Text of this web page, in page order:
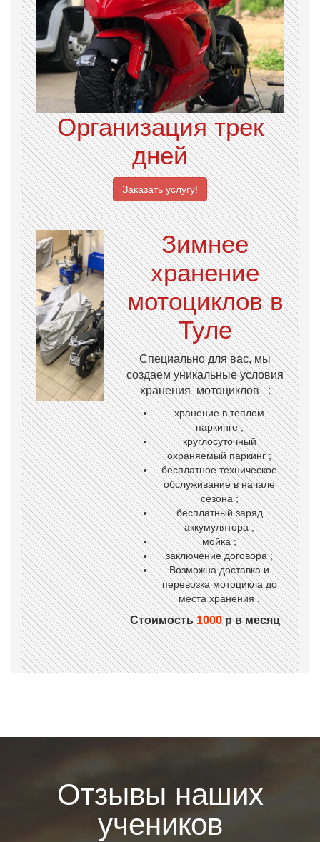
Организация трек
дней
Заказать услугу!
Зимнее
хранение
мотоциклов в
Туле
Специально для вас, мы
создаем уникальные условия
хранения мотоциклов :
хранение в теплом
паркинге ;
круглосуточный
охраняемый паркинг ;
бесплатное техническое
обслуживание в начале
сезона ;
бесплатный заряд
аккумулятора ;
мойка ;
заключение договора ;
Возможна доставка и
перевозка мотоцикла до
места хранения .
Стоимость1000р в месяц
Отзывы наших
учеников